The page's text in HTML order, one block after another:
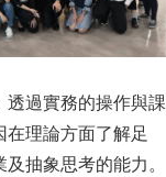
透過實務的操作與課
在理論方面了解足
抽象思考的能力。